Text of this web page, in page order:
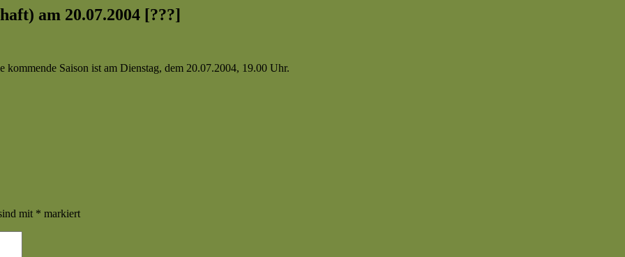
am 20.07.2004 [???]
Saison ist am Dienstag, dem 20.07.2004, 19.00 Uhr.
mit * markiert